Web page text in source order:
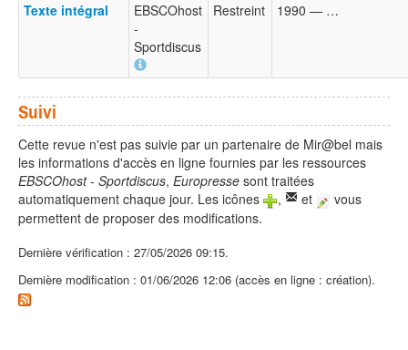
Texte intégral
EBSCOhost
-
Sportdiscus
Restreint 1990 — …
Suivi
Cette revue n'est pas suivie par un partenaire de Mir@bel mais
les informations d'accès en ligne fournies par les ressources
EBSCOhost - Sportdiscus, Europresse sont traitées
automatiquement chaque jour. Les icônes
, et
vous
permettent de proposer des modifications.
Dernière vérification : 27/05/2026 09:15.
Dernière modification : 01/06/2026 12:06 (accès en ligne : création).